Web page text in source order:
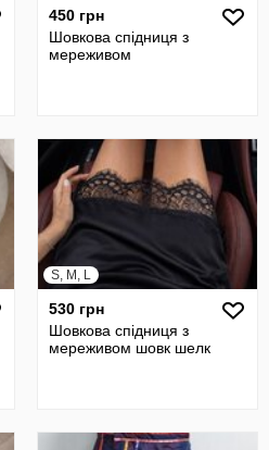
450 грн
Шовкова спідниця з
мереживом
S, M, L
530 грн
Шовкова спідниця з
мереживом шовк шелк